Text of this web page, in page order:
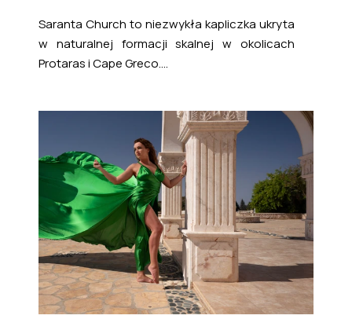
Saranta Church to niezwykła kapliczka ukryta
w naturalnej formacji skalnej w okolicach
Protaras i Cape Greco....